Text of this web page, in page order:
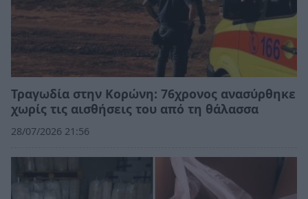
Τραγωδία στην Κορώνη: 76χρονος ανασύρθηκε
χωρίς τις αισθήσεις του από τη θάλασσα
28/07/2026 21:56